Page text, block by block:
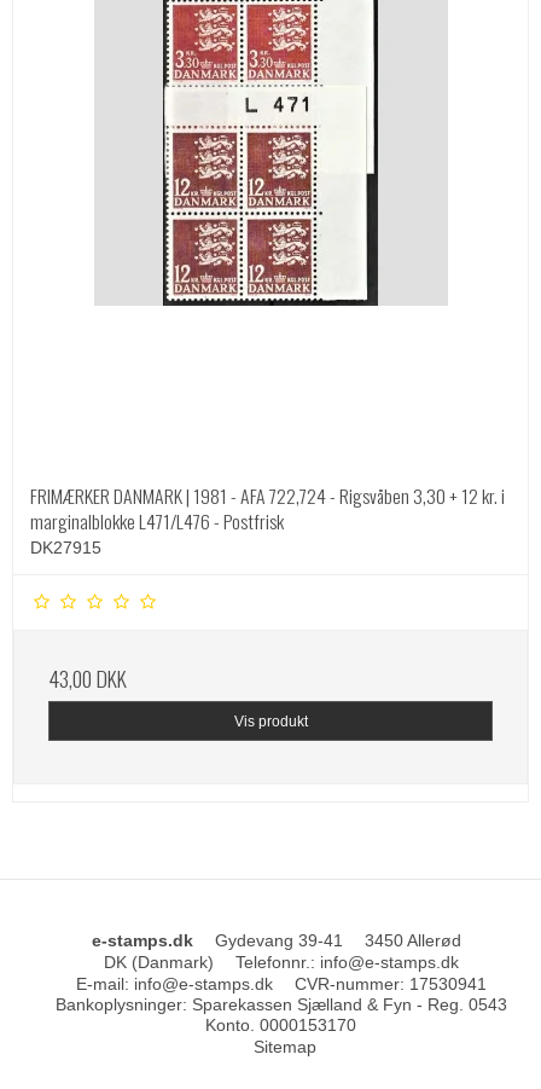
FRIMÆRKER DANMARK | 1981 - AFA 722,724 - Rigsvåben 3,30 + 12 kr. i
marginalblokke L471/L476 - Postfrisk
DK27915
43,00 DKK
Vis produkt
e-stamps.dk Gydevang 39-41
3450 Allerød
DK (Danmark)
Telefonnr.: info@e-stamps.dk
E-mail: info@e-stamps.dk CVR-nummer: 17530941
Bankoplysninger: Sparekassen Sjælland & Fyn - Reg. 0543
Konto. 0000153170
Sitemap